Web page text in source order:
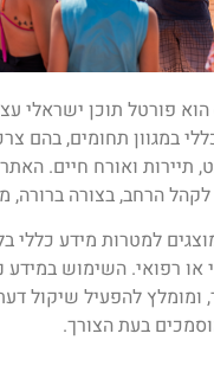
הוא פורטל תוכן ישראלי
במגוון תחומים, בהם
תיירות ואורח חיים.
הרחב, בצורה ברורה,
למטרות מידע כללי
או רפואי. השימוש במידע
להפעיל שיקול
בעת הצורך.